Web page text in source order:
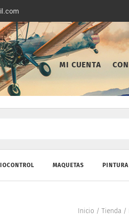
MI CUENTA
MAQUETAS PINTURA
Inicio / Tienda/